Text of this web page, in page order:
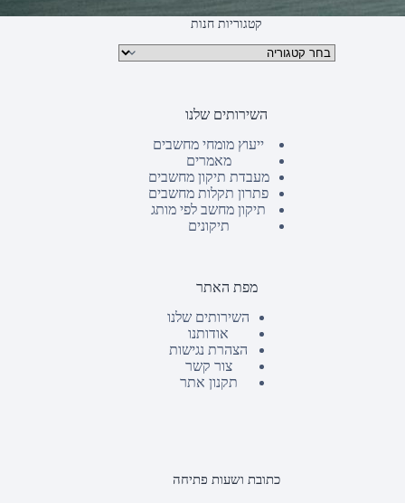
קטגוריות חנות
קטגוריות מוצרים
השירותים שלנו
ייעוץ מומחי מחשבים
מאמרים
מעבדת תיקון מחשבים
פתרון תקלות מחשבים
תיקון מחשב לפי מותג
תיקונים
מפת האתר
השירותים שלנו
אודותנו
הצהרת נגישות
צור קשר
תקנון אתר
כתובת ושעות פתיחה